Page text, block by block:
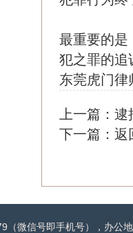
最重要的是
犯之罪的追
东莞虎门律
上一篇： 逮
下一篇： 返
（微信号即手机号），办公